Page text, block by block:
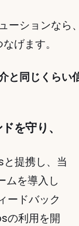
ーションなら
げます。
と同じくらい
を守り、
提携し、当
ムを導入し
ードバック
の利用を開